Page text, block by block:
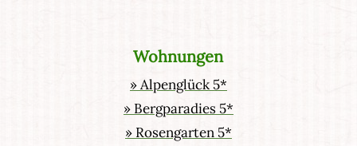
Wohnungen
» Alpenglück 5*
» Bergparadies 5*
» Rosengarten 5*